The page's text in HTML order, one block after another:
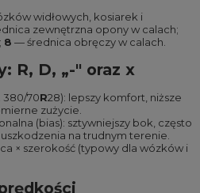
widłowych, kosiarek i
zewnętrzna opony w calach;
8 — średnica obręczy w calach.
R, D, „-" oraz x
380/70R28): lepszy komfort, niższe
zużycie.
(bias): sztywniejszy bok, często
na trudnym terenie.
× szerokość (typowy dla wózków i